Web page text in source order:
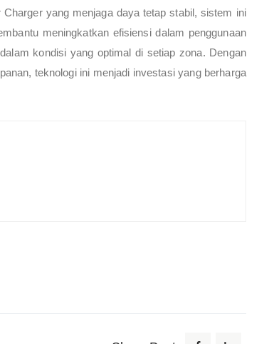
yang menjaga daya tetap stabil, sistem ini
meningkatkan efisiensi dalam penggunaan
kondisi yang optimal di setiap zona. Dengan
teknologi ini menjadi investasi yang berharga